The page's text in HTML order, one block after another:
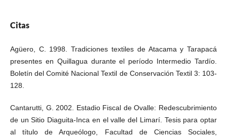
Citas
Agüero, C. 1998. Tradiciones textiles de Atacama y Tarapacá
presentes en Quillagua durante el período Intermedio Tardío.
Boletín del Comité Nacional Textil de Conservación Textil 3: 103-
128.
Cantarutti, G. 2002. Estadio Fiscal de Ovalle: Redescubrimiento
de un Sitio Diaguita-Inca en el valle del Limarí. Tesis para optar
al título de Arqueólogo, Facultad de Ciencias Sociales,